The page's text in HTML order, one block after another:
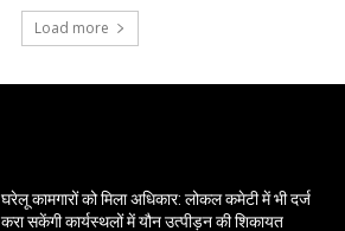
Load more
घरेलू कामगारों को मिला अधिकार: लोकल कमेटी में भी दर्ज
करा सकेंगी कार्यस्थलों में यौन उत्पीड़न की शिकायत